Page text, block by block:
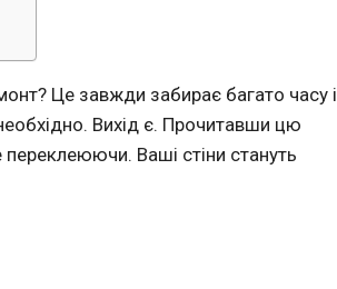
Це завжди забирає багато часу і
Вихід є. Прочитавши цю
Ваші стіни стануть